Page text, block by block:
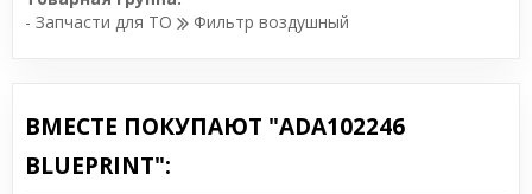
- Запчасти для ТО
Фильтр воздушный
ВМЕСТЕ ПОКУПАЮТ "ADA102246
BLUEPRINT":